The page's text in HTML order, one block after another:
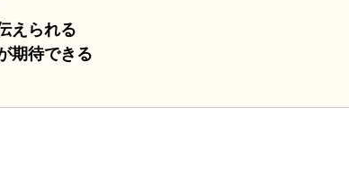
えられる
期待できる